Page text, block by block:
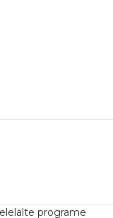
programe